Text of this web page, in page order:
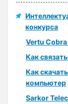
конкурса
Vertu
Как
Как
компьютер
Sarkor